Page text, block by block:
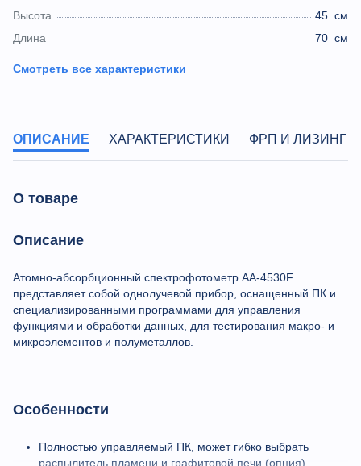
Высота
45 см
Длина
70 см
Смотреть все характеристики
ОПИСАНИЕ ХАРАКТЕРИСТИКИ ФРП И ЛИЗИНГ
О товаре
Описание
Атомно-абсорбционный спектрофотометр AA-4530F
представляет собой однолучевой прибор, оснащенный ПК и
специализированными программами для управления
функциями и обработки данных, для тестирования макро- и
микроэлементов и полуметаллов.
Особенности
Полностью управляемый ПК, может гибко выбрать
распылитель пламени и графитовой печи (опция)